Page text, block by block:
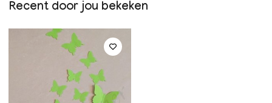
Recent door jou bekeken